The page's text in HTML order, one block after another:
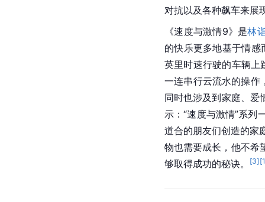
对抗以及各种飙车来展
《速度与激情9》是林
的快乐更多地基于情感
英里时速行驶的车辆上
一连串行云流水的操作
同时也涉及到家庭、爱
示：“速度与激情”系
道合的朋友们创造的家
物也需要成长，他不希
够取得成功的秘诀。
[3] [